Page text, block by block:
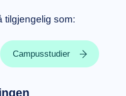
tilgjengelig som:
Campusstudier